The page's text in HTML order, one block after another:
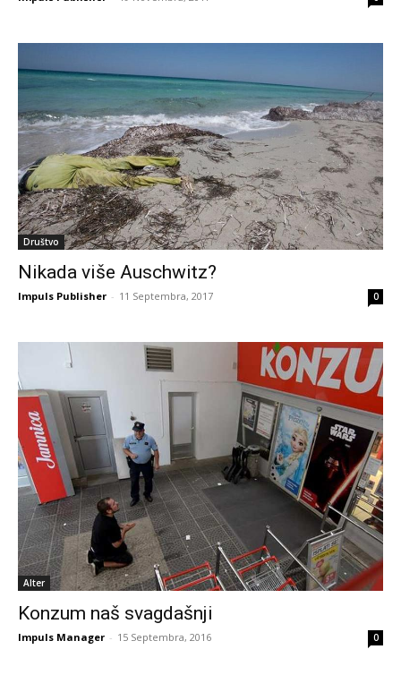
Društvo
Nikada više Auschwitz?
Impuls Publisher - 11 Septembra, 2017 0
Alter
Konzum naš svagdašnji
Impuls Manager - 15 Septembra, 2016 0